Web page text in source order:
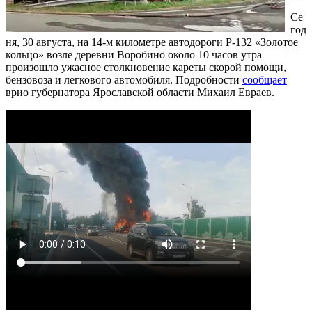
Се
год
ня, 30 августа, на 14-м километре автодороги Р-132 «Золотое
кольцо» возле деревни Воробино около 10 часов утра
произошло ужасное столкновение кареты скорой помощи,
бензовоза и легкового автомобиля. Подробности сообщает
врио губернатора Ярославской области Михаил Евраев.